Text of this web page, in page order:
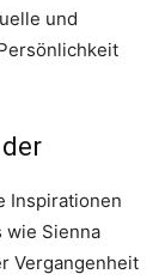
und
Inspirationen
wie Sienna
Vergangenheit